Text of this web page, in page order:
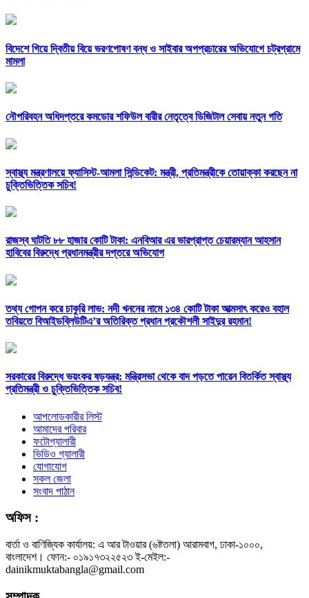
বিদেশে গিয়ে দ্বিতীয় বিয়ে ভরণপোষণ বন্ধ ও সাইবার অপপ্রচারের অভিযোগে চট্রগ্রামে
মামলা
নৌপরিবহন অধিদপ্তরে কমডোর শফিউল বারীর নেতৃত্বে ডিজিটাল সেবায় নতুন গতি
স্বাস্থ্য মন্ত্রণালয়ে ফ্যাসিস্ট-আমলা সিন্ডিকেট: মন্ত্রী, প্রতিমন্ত্রীকে তোয়াক্কা করছেন না
চুক্তিভিত্তিক সচিব!
রাজস্ব ঘাটতি ৮৮ হাজার কোটি টাকা: এনবিআর এর ভারপ্রাপ্ত চেয়ারম্যান আহসান
হাবিবের বিরুদ্ধে প্রধানমন্ত্রীর দপ্তরে অভিযোগ
তথ্য গোপন করে চাকুরি লাভ: নদী খননের নামে ১৩৪ কোটি টাকা আত্মসাৎ করেও বহাল
তবিয়তে বিআইডব্লিউটিএ’র অতিরিক্ত প্রধান প্রকৌশলী সাইদুর রহমান!
সরকারের বিরুদ্ধে ভয়ংকর ষড়যন্ত্র: মন্ত্রিসভা থেকে বাদ পড়তে পারেন বিতর্কিত স্বাস্থ্য
প্রতিমন্ত্রী ও চুক্তিভিত্তিক সচিব!
আপলোডকারীর লিস্ট
আমাদের পরিবার
ফটোগ্যালারী
ভিডিও গ্যালারী
যোগাযোগ
সকল জেলা
সংবাদ পাঠান
অফিস :
বার্তা ও বাণিজ্যিক কার্যালয়: এ আর টাওয়ার (৬ষ্টতলা) আরামবাগ, ঢাকা-১০০০,
বাংলাদেশ। ফোন:- ০১৯১৭৩২২৫২৩ ই-মেইল:-
dainikmuktabangla@gmail.com